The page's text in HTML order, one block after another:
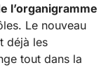
l’organigramme
Le nouveau
déjà les
tout dans la